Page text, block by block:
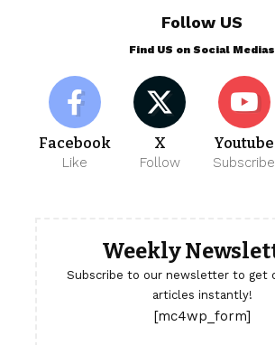
Follow US
Find US on Social Medias
Facebook
Like
X
Follow
Youtube
Subscribe
Weekly
Subscribe to our newsletter to get
articles instantly!
[mc4wp_form]